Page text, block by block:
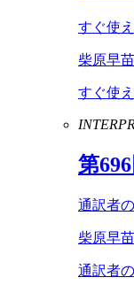
すぐ使
柴原早苗
すぐ使
第696
通訳者
柴原早苗
通訳者